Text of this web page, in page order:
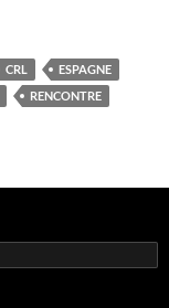
CRL
ESPAGNE
RENCONTRE